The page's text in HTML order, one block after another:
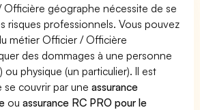
Officière géographe nécessite de se
risques professionnels. Vous pouvez
métier Officier / Officière
des dommages à une personne
physique (un particulier). Il est
se couvrir par uneassurance
ouassurance RC PRO pour le